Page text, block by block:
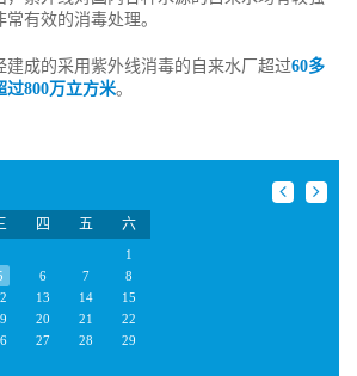
有效的消毒处理。
建成的采用紫外线消毒的自来水厂超过60多
过800万立方米。
四 五 六
1
6 7
8
13 14
15
20 21
22
27 28
29